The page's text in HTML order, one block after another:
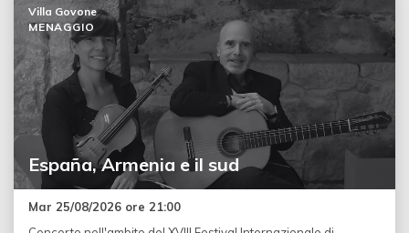
España, Armenia e il sud
Villa Govone
MENAGGIO
Mar 25/08/2026 ore 21:00